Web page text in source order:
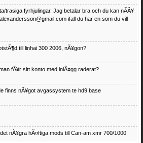
trasiga fyrhjulingar. Jag betalar bra och du kan nÃÂ¥
ifall du har en som du vill
till linhai 300 2006, nÃ¥gon?
fÃ¥r sitt konto med inlÃ¤gg raderat?
finns nÃ¥got avgassystem te hd9 base
nÃ¥gra hÃ¤ftiga mods till Can-am xmr 700/1000